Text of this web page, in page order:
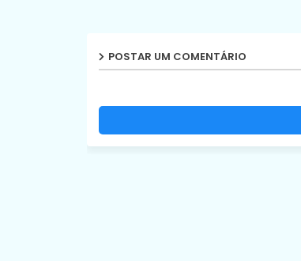
POSTAR UM COMENTÁRIO